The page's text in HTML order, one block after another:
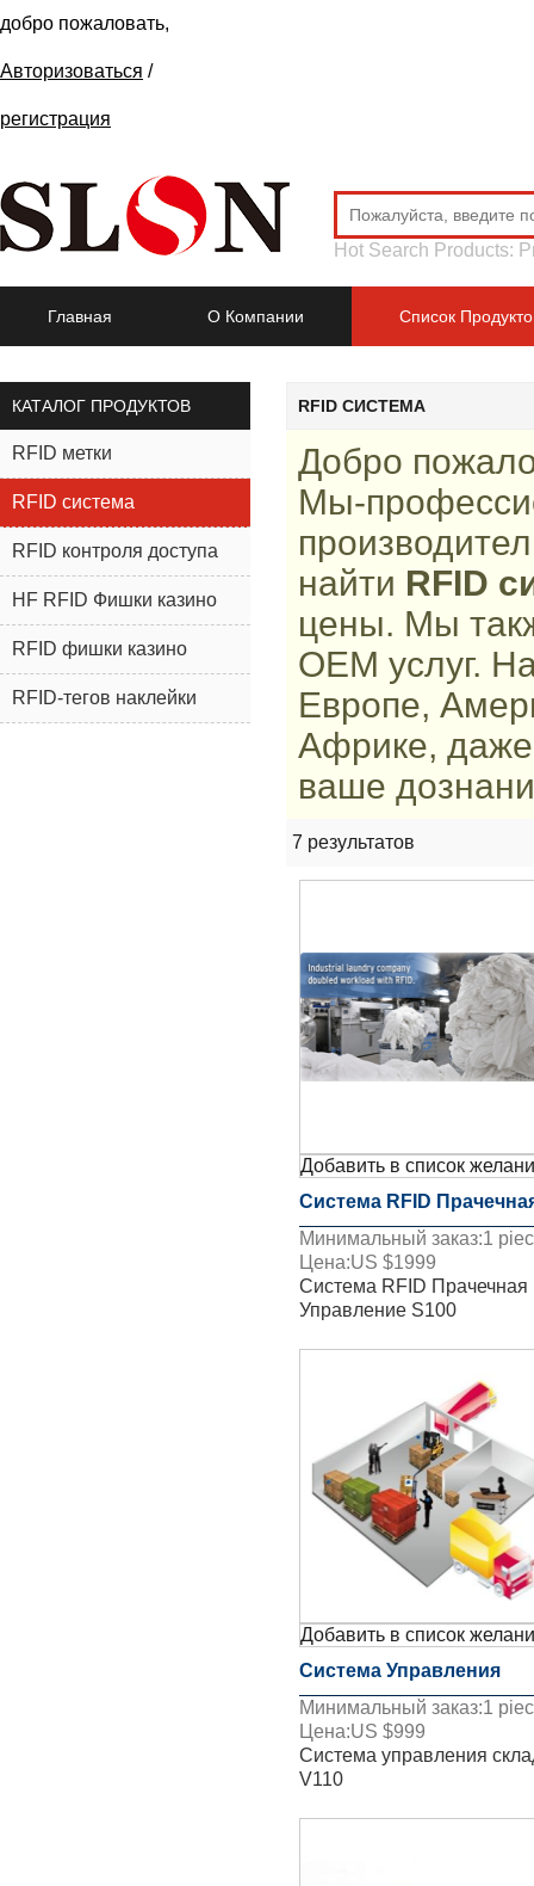
добро пожаловать,
Авторизоваться /
регистрация
Hot Search Products:
Главная О Компании Список
КАТАЛОГ ПРОДУКТОВ
RFID метки
RFID система
RFID контроля доступа
HF RFID Фишки казино
RFID фишки казино
RFID-тегов наклейки
RFID СИСТЕМА
Добро
Мы-
найти RFID
цены. Мы
OEM услуг.
Европе,
Африке,
ваше
7 результатов
Добавить в список
Система RFID
Управление S100
Минимальный заказ:1
Цена:US $1999
Система RFID Прачечная
Управление S100
Добавить в список
Система Управления
Складом V110
Минимальный заказ:1
Цена:US $999
Система управления
V110